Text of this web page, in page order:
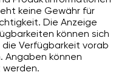
keine Gewähr für
Die Anzeige
können sich
Verfügbarkeit vorab
Angaben können
werden.